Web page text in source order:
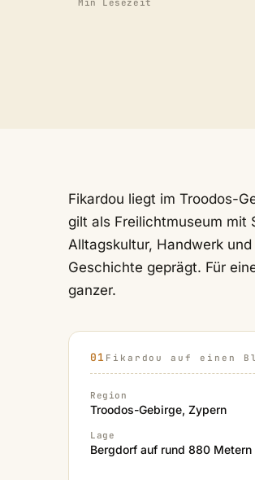
Min Lesezeit
Fikardou liegt im Troodos-
gilt als Freilichtmuseum mit
Alltagskultur, Handwerk
Geschichte geprägt. Für
ganzer.
Fikardou auf einen
Region
Troodos-Gebirge, Zypern
Lage
Bergdorf auf rund 880 Metern